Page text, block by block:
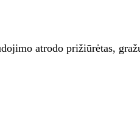
atrodo prižiūrėtas,